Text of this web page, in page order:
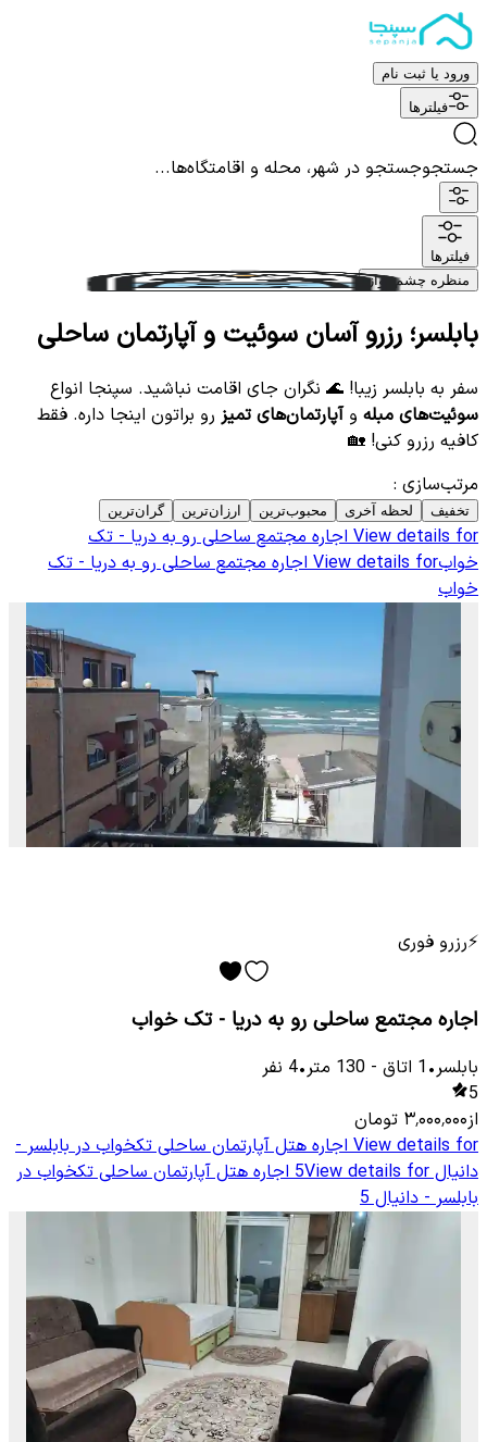
ورود یا ثبت نام
فیلترها
جستجوجستجو در شهر، محله و اقامتگاه‌ها...
فیلترها
منظره چشم نواز
بابلسر؛ رزرو آسان سوئیت و آپارتمان ساحلی
سفر به بابلسر زیبا! 🌊 نگران جای اقامت نباشید. سپنجا انواع
سوئیت‌های مبله وآپارتمان‌های تمیز رو براتون اینجا داره. فقط
کافیه رزرو کنی! 🏡
مرتب‌سازی :
تخفیف لحظه آخری محبوب‌ترین ارزان‌ترین گران‌ترین
View details for اجاره مجتمع ساحلی رو به دریا - تک
خوابView details for اجاره مجتمع ساحلی رو به دریا - تک
خواب
⚡رزرو فوری
اجاره مجتمع ساحلی رو به دریا - تک خواب
بابلسر•
1 اتاق -
130 متر•
4 نفر
5
از۳٬۰۰۰٬۰۰۰ تومان
View details for اجاره هتل آپارتمان ساحلی تکخواب در بابلسر -
دانیال 5View details for اجاره هتل آپارتمان ساحلی تکخواب در
بابلسر - دانیال 5